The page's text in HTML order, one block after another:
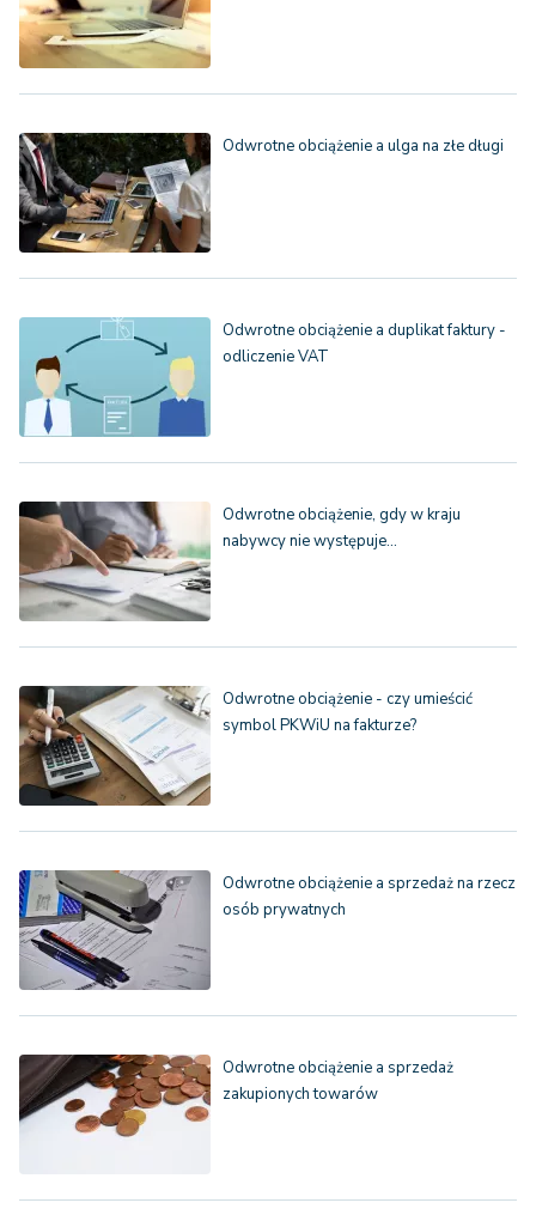
Odwrotne obciążenie a ulga na złe długi
Odwrotne obciążenie a duplikat faktury -
odliczenie VAT
Odwrotne obciążenie, gdy w kraju
nabywcy nie występuje…
Odwrotne obciążenie - czy umieścić
symbol PKWiU na fakturze?
Odwrotne obciążenie a sprzedaż na rzecz
osób prywatnych
Odwrotne obciążenie a sprzedaż
zakupionych towarów